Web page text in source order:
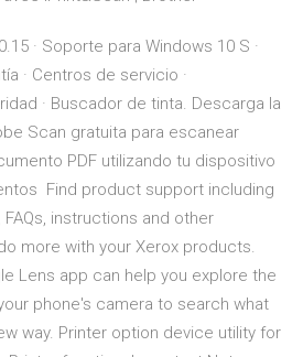
· Soporte para Windows 10 S ·
· Centros de servicio ·
· Buscador de tinta. Descarga la
Scan gratuita para escanear
PDF utilizando tu dispositivo
Find product support including
instructions and other
more with your Xerox products.
Lens app can help you explore the
phone's camera to search what
way. Printer option device utility for